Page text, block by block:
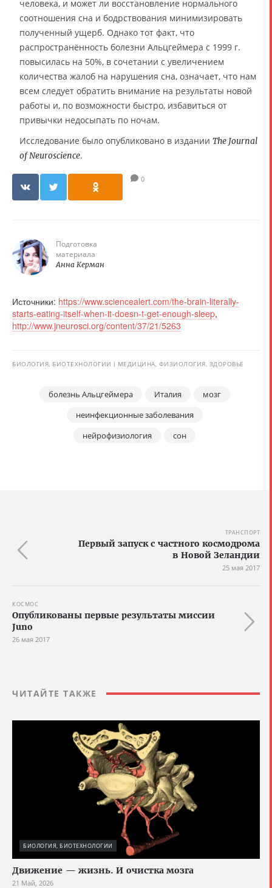
человека, и может ли восстановление нормального
соотношения сна и бодрствования минимизировать
полученный ущерб. Однако тот факт, что
распространённость болезни Альцгеймера с 1999 г.
повысилась на 50%, в сочетании с увеличением
количества жалоб на нарушения сна, означает, что нам
всем следует обратить внимание на результаты новой
работы и, по возможности быстро, избавиться от
привычки недосыпать по ночам.
Исследование было опубликовано в издании The Journal
of Neuroscience.
0
Подготовка
материала
Анна Керман
Источники: https://www.sciencealert.com/the-brain-literally-
starts-eating-itself-when-it-doesn-t-get-enough-sleep,
http://www.jneurosci.org/content/37/21/5263
БИОЛОГИЯ, БИОТЕХНОЛОГИИ МЕДИЦИНА, ФИЗИОЛОГИЯ, ЗДОРОВЬЕ
болезнь Альцгеймера Италия
мозг
неинфекционные заболевания
нейрофизиология
сон
ТРАНСПОРТ
Первый запуск с частного космодрома
в Новой Зеландии
25 мая 2017
КОСМОС
Опубликованы первые результаты миссии
Juno
26 мая 2017
ЧИТАЙТЕ ТАКЖЕ
БИОЛОГИЯ, БИОТЕХНОЛОГИИ
Движение — жизнь. И очистка мозга
21 Май, 2026